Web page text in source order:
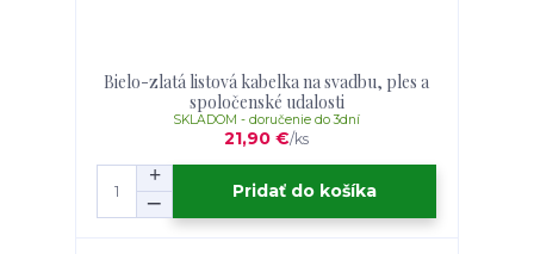
Bielo-zlatá listová kabelka na svadbu, ples a
spoločenské udalosti
21,90 €/ks
SKLADOM - doručenie do 3dní
Pridať do košíka